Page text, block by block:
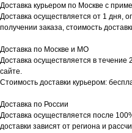
Доставка курьером по Москве с
Доставка осуществляется от 1 дня,
получении заказа, стоимость
Доставка по Москве и МО
Доставка осуществляется в
сайте.
Стоимость доставки курьером:
Доставка по России
Доставка осуществляется после
доставки зависят от региона и